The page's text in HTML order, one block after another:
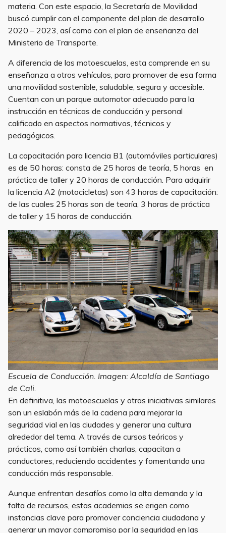
materia. Con este espacio, la Secretaría de Movilidad
buscó cumplir con el componente del plan de desarrollo
2020 – 2023, así como con el plan de enseñanza del
Ministerio de Transporte.
A diferencia de las motoescuelas, esta comprende en su
enseñanza a otros vehículos, para promover de esa forma
una movilidad sostenible, saludable, segura y accesible.
Cuentan con un parque automotor adecuado para la
instrucción en técnicas de conducción y personal
calificado en aspectos normativos, técnicos y
pedagógicos.
La capacitación para licencia B1 (automóviles particulares)
es de 50 horas: consta de 25 horas de teoría, 5 horas en
práctica de taller y 20 horas de conducción. Para adquirir
la licencia A2 (motocicletas) son 43 horas de capacitación:
de las cuales 25 horas son de teoría, 3 horas de práctica
de taller y 15 horas de conducción.
Escuela de Conducción. Imagen: Alcaldía de Santiago
de Cali.
En definitiva, las motoescuelas y otras iniciativas similares
son un eslabón más de la cadena para mejorar la
seguridad vial en las ciudades y generar una cultura
alrededor del tema. A través de cursos teóricos y
prácticos, como así también charlas, capacitan a
conductores, reduciendo accidentes y fomentando una
conducción más responsable.
Aunque enfrentan desafíos como la alta demanda y la
falta de recursos, estas academias se erigen como
instancias clave para promover conciencia ciudadana y
generar un mayor compromiso por la seguridad en las